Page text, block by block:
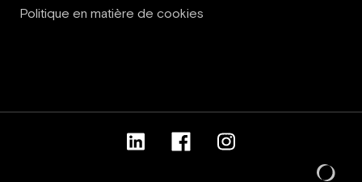
Politique en matière de cookies